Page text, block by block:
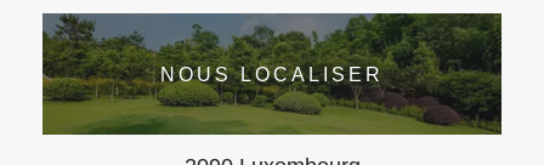
NOUS LOCALISER